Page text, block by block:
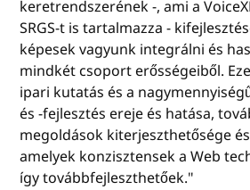
keretrendszerének -, ami a
SRGS-t is tartalmazza -
képesek vagyunk integrálni és
mindkét csoport erősségeiből.
ipari kutatás és a
és -fejlesztés ereje és hatása,
megoldások kiterjeszthetősége
amelyek konzisztensek a Web
így továbbfejleszthetőek."